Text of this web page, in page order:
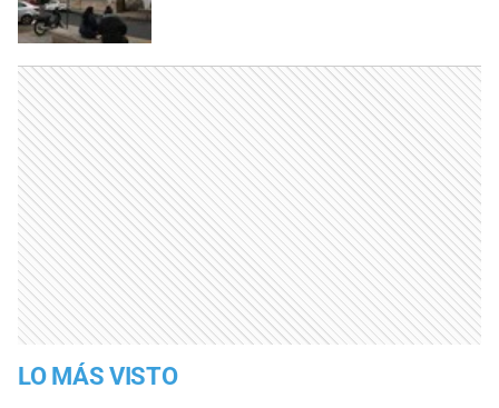
LO MÁS VISTO